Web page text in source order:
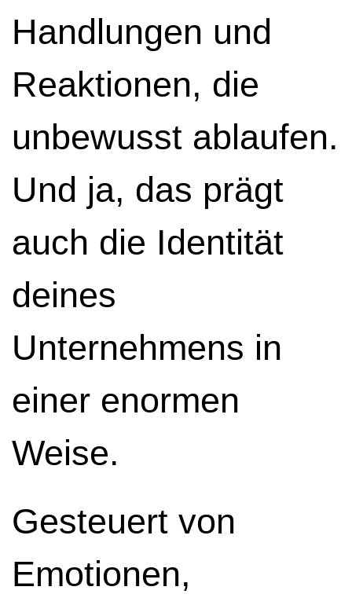
Handlungen und
Reaktionen, die
unbewusst ablaufen.
Und ja, das prägt
auch die Identität
deines
Unternehmens in
einer enormen
Weise.
Gesteuert von
Emotionen,